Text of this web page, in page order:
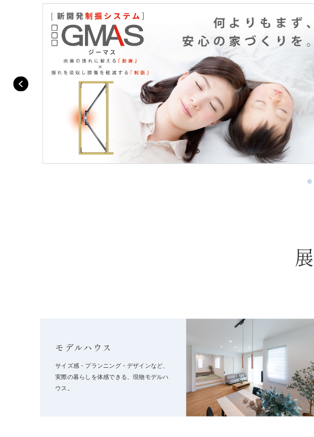
モデルハウス
サイズ感・プランニング・デザインなど、
実際の暮らしを体感できる、現物モデルハ
ウス。